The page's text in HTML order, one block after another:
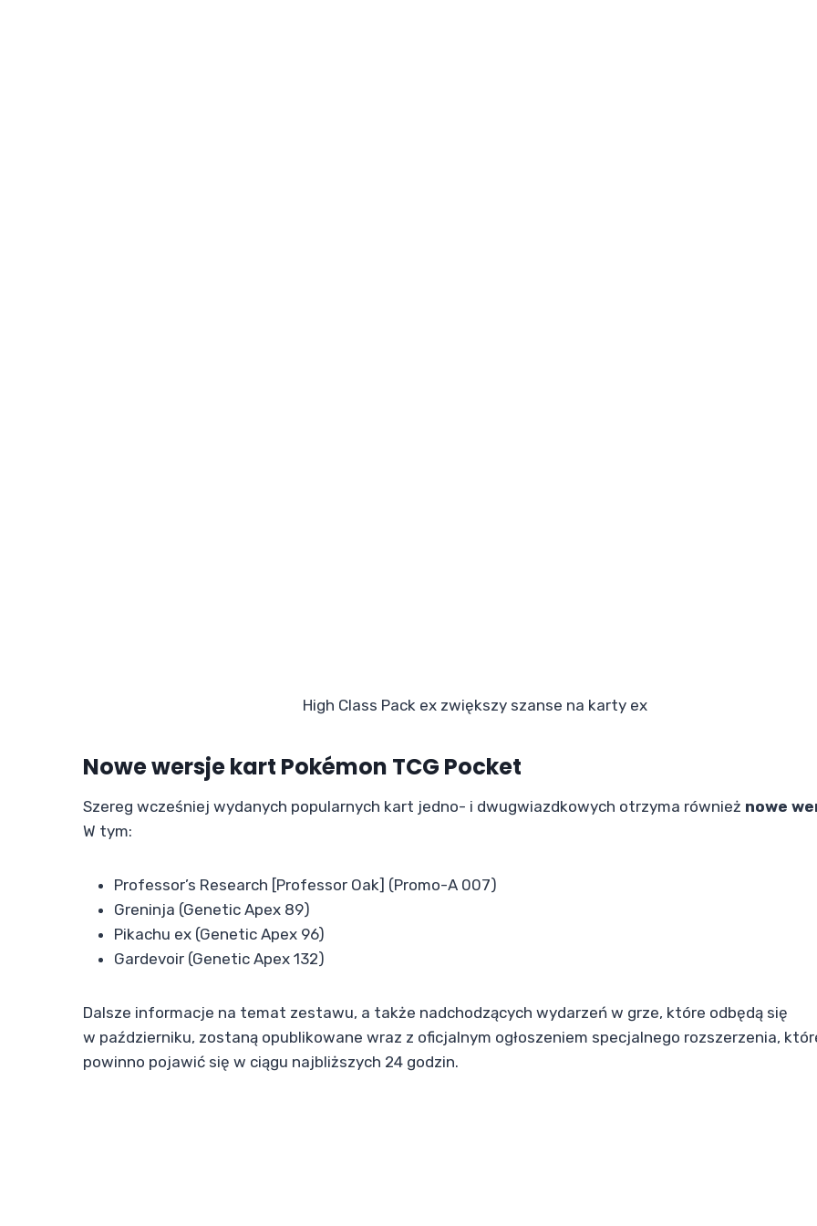
High Class Pack ex zwiększy szanse na karty ex
Nowe wersje kart Pokémon TCG Pocket
Szereg wcześniej wydanych popularnych kart jedno- i dwugwiazdkowych otrzyma również nowe
W tym:
Professor’s Research [Professor Oak] (Promo-A 007)
Greninja (Genetic Apex 89)
Pikachu ex (Genetic Apex 96)
Gardevoir (Genetic Apex 132)
Dalsze informacje na temat zestawu, a także nadchodzących wydarzeń w grze, które odbędą się
w październiku, zostaną opublikowane wraz z oficjalnym ogłoszeniem specjalnego rozszerzenia,
powinno pojawić się w ciągu najbliższych 24 godzin.